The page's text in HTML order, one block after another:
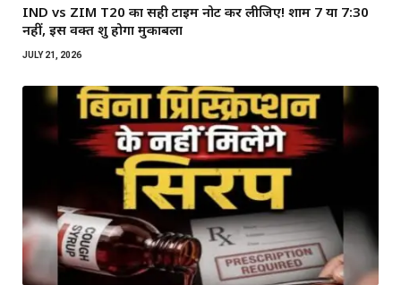
IND vs ZIM T20 का सही टाइम नोट कर लीजिए! शाम 7 या 7:30
नहीं, इस वक्त शुरू होगा मुकाबला
JULY 21, 2026